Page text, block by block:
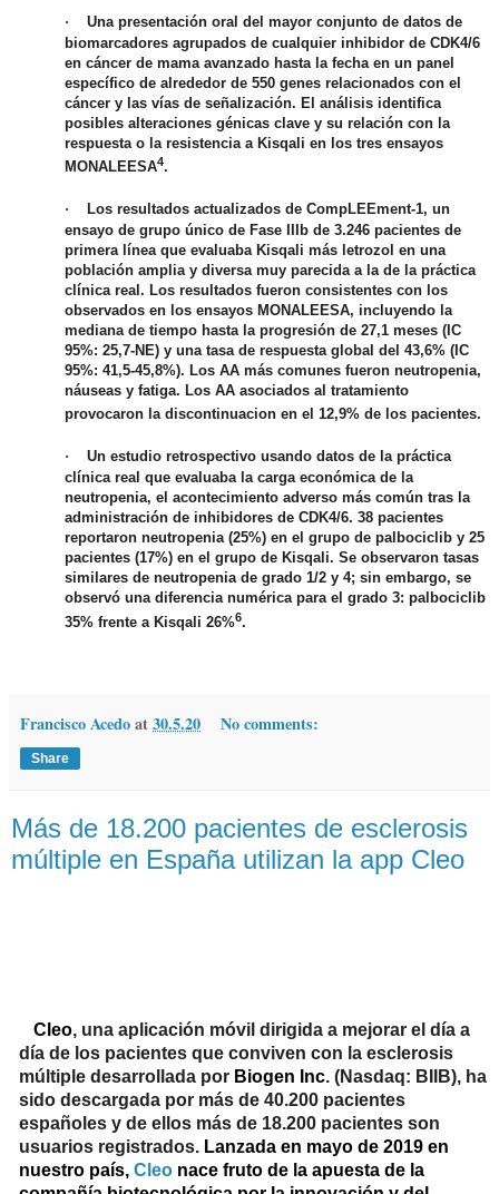
·
Una presentación oral del mayor conjunto de datos de
biomarcadores agrupados de cualquier inhibidor de CDK4/6
en cáncer de mama avanzado hasta la fecha en un panel
específico de alrededor de 550 genes relacionados con el
cáncer y las vías de señalización. El análisis identifica
posibles alteraciones génicas clave y su relación con la
respuesta o la resistencia a Kisqali en los tres ensayos
MONALEESA4.
·
Los resultados actualizados de CompLEEment-1, un
ensayo de grupo único de Fase IIIb de 3.246 pacientes de
primera línea que evaluaba Kisqali más letrozol en una
población amplia y diversa muy parecida a la de la práctica
clínica real. Los resultados fueron consistentes con los
observados en los ensayos MONALEESA, incluyendo la
mediana de tiempo hasta la progresión de 27,1 meses (IC
95%: 25,7-NE) y una tasa de respuesta global del 43,6% (IC
95%: 41,5-45,8%). Los AA más comunes fueron neutropenia,
náuseas y fatiga. Los AA asociados al tratamiento
provocaron la discontinuacion en el 12,9% de los pacientes.
·
Un estudio retrospectivo usando datos de la práctica
clínica real que evaluaba la carga económica de la
neutropenia, el acontecimiento adverso más común tras la
administración de inhibidores de CDK4/6. 38 pacientes
reportaron neutropenia (25%) en el grupo de palbociclib y 25
pacientes (17%) en el grupo de Kisqali. Se observaron tasas
similares de neutropenia de grado 1/2 y 4; sin embargo, se
observó una diferencia numérica para el grado 3: palbociclib
35% frente a Kisqali 26%6.
Francisco Acedoat30.5.20 No comments:
Share
Más de 18.200 pacientes de esclerosis
múltiple en España utilizan la app Cleo
Cleo, una aplicación móvil dirigida a mejorar el día a
día de los pacientes que conviven con la esclerosis
múltiple desarrollada por Biogen Inc. (Nasdaq: BIIB), ha
sidodescargada por más de 40.200 pacientes
españoles y de ellos más de 18.200 pacientes son
usuarios registrados. Lanzada en mayo de 2019 en
nuestro país,Cleo nace fruto de la apuesta de la